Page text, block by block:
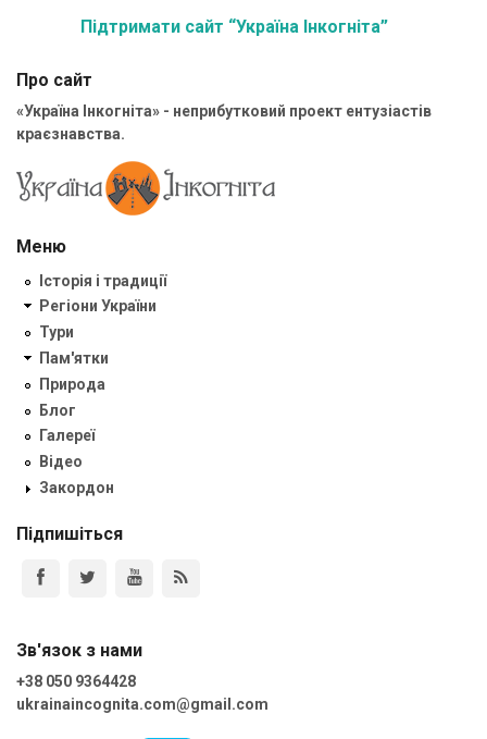
Підтримати сайт “Україна Інкогніта”
Про сайт
«Україна Інкогніта» - неприбутковий проект ентузіастів
краєзнавства.
Меню
Історія і традиції
Регіони України
Тури
Пам'ятки
Природа
Блог
Галереї
Відео
Закордон
Підпишіться
Зв'язок з нами
+38 050 9364428
ukrainaincognita.com@gmail.com